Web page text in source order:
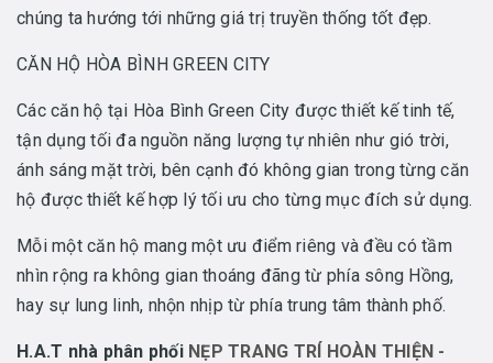
chúng ta hướng tới những giá trị truyền thống tốt đẹp.
CĂN HỘ HÒA BÌNH GREEN CITY
Các căn hộ tại Hòa Bình Green City được thiết kế tinh tế,
tận dụng tối đa nguồn năng lượng tự nhiên như gió trời,
ánh sáng mặt trời, bên cạnh đó không gian trong từng căn
hộ được thiết kế hợp lý tối ưu cho từng mục đích sử dụng.
Mỗi một căn hộ mang một ưu điểm riêng và đều có tầm
nhìn rộng ra không gian thoáng đãng từ phía sông Hồng,
hay sự lung linh, nhộn nhịp từ phía trung tâm thành phố.
H.A.T nhà phân phối NẸP TRANG TRÍ HOÀN THIỆN -